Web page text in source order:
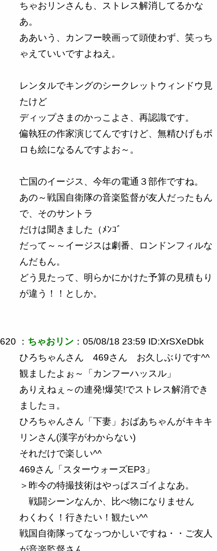
ちゃおリンさんも、ストレス解消してるかな
あ。
ああいう、カンフー映画って頭使わず、笑っち
ゃえていいですよねえ。
レンタルでキングのシークレットウィンドウ見
たけど
ディップさまのかっこよさ、再認識です。
偏執狂の作家演じてんですけど、無精ひげもボ
ロも絵になるんですよお～。
亡国のイージス、今年の電通３部作ですね。
あの～戦国自衛隊の音楽監督が友人だったもん
で、そのサントラ
だけは聞きました（ﾒﾝｺﾞ
だって～～イージスは劇番、ロンドンフィルな
んだもん。
どう見たって、明らかにかけた予算の見積もり
が違う！！としか。
620 ： ちゃおリン ：05/08/18 23:59 ID:XrSXeDbk
ひろちゃんさん 469さん お久しぶりです^^
観ましたよぉ～「カンフーハッスル」
ありえねぇ～の連発!爆笑!でストレス解消でき
ましたョ。
ひろちゃんさん「下妻」おばあちゃんがキキキ
リンさん(漢字がわからない)
それだけで楽しい^^
469さん「スターウォーズEP3」
＞昨今の特撮技術はやっぱスゴイよなあ。
戦闘シーンなんか、比べ物になりません
わくわく！行きたい！観たい^^
戦国自衛隊ってなっつかしいですね・・ご友人